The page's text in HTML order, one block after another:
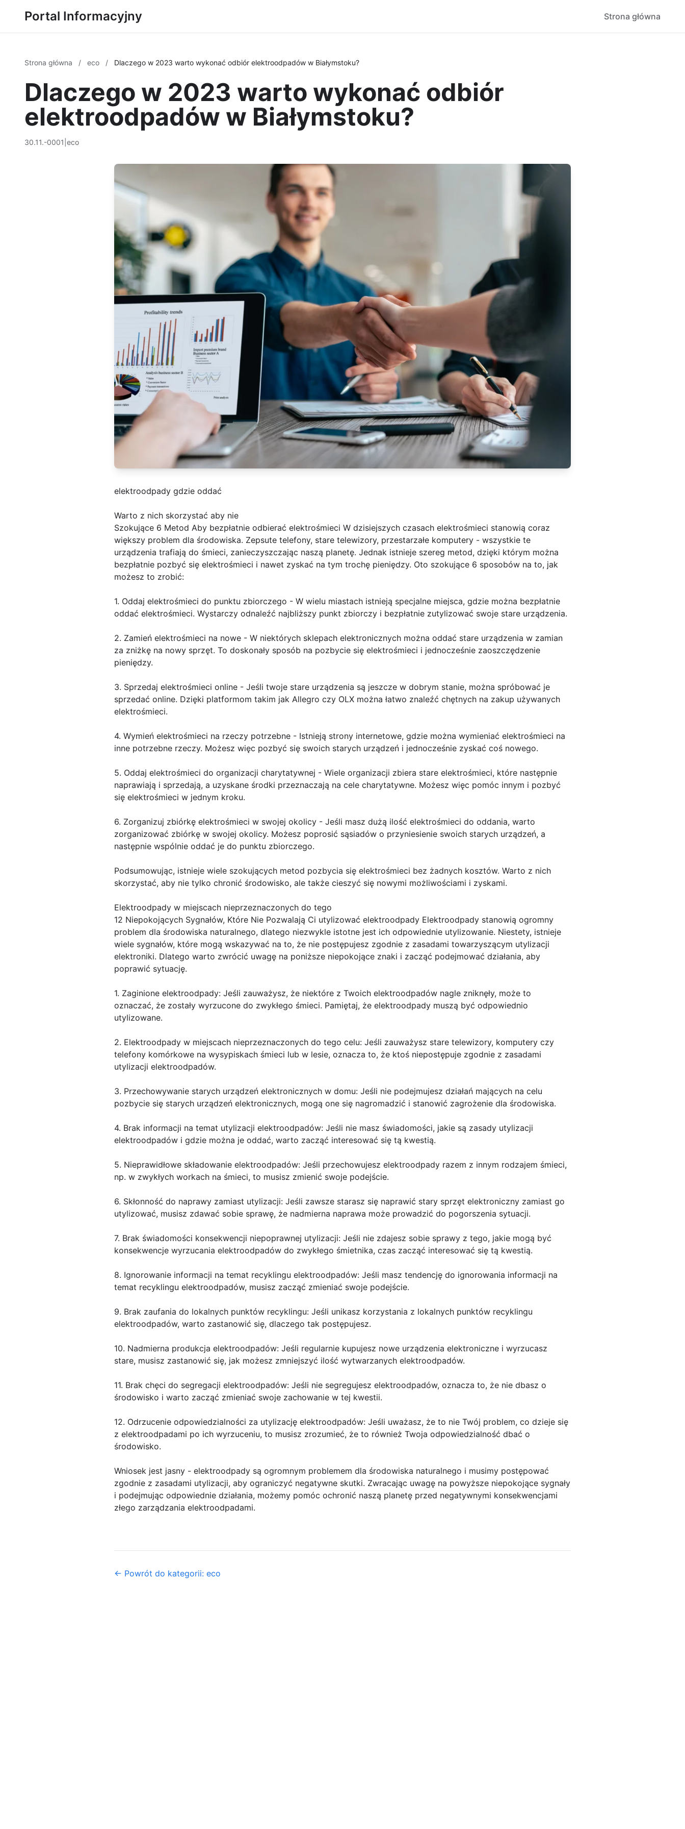
Portal Informacyjny Strona główna
Strona główna / eco / Dlaczego w 2023 warto wykonać odbiór elektroodpadów w Białymstoku?
Dlaczego w 2023 warto wykonać odbiór
elektroodpadów w Białymstoku?
30.11.-0001 eco
elektroodpady gdzie oddać
Warto z nich skorzystać aby nie
Szokujące 6 Metod Aby bezpłatnie odbierać elektrośmieci W dzisiejszych czasach elektrośmieci stanowią coraz
większy problem dla środowiska. Zepsute telefony, stare telewizory, przestarzałe komputery - wszystkie te
urządzenia trafiają do śmieci, zanieczyszczając naszą planetę. Jednak istnieje szereg metod, dzięki którym można
bezpłatnie pozbyć się elektrośmieci i nawet zyskać na tym trochę pieniędzy. Oto szokujące 6 sposobów na to, jak
możesz to zrobić:
1. Oddaj elektrośmieci do punktu zbiorczego - W wielu miastach istnieją specjalne miejsca, gdzie można bezpłatnie
oddać elektrośmieci. Wystarczy odnaleźć najbliższy punkt zbiorczy i bezpłatnie zutylizować swoje stare urządzenia.
2. Zamień elektrośmieci na nowe - W niektórych sklepach elektronicznych można oddać stare urządzenia w zamian
za zniżkę na nowy sprzęt. To doskonały sposób na pozbycie się elektrośmieci i jednocześnie zaoszczędzenie
pieniędzy.
3. Sprzedaj elektrośmieci online - Jeśli twoje stare urządzenia są jeszcze w dobrym stanie, można spróbować je
sprzedać online. Dzięki platformom takim jak Allegro czy OLX można łatwo znaleźć chętnych na zakup używanych
elektrośmieci.
4. Wymień elektrośmieci na rzeczy potrzebne - Istnieją strony internetowe, gdzie można wymieniać elektrośmieci na
inne potrzebne rzeczy. Możesz więc pozbyć się swoich starych urządzeń i jednocześnie zyskać coś nowego.
5. Oddaj elektrośmieci do organizacji charytatywnej - Wiele organizacji zbiera stare elektrośmieci, które następnie
naprawiają i sprzedają, a uzyskane środki przeznaczają na cele charytatywne. Możesz więc pomóc innym i pozbyć
się elektrośmieci w jednym kroku.
6. Zorganizuj zbiórkę elektrośmieci w swojej okolicy - Jeśli masz dużą ilość elektrośmieci do oddania, warto
zorganizować zbiórkę w swojej okolicy. Możesz poprosić sąsiadów o przyniesienie swoich starych urządzeń, a
następnie wspólnie oddać je do punktu zbiorczego.
Podsumowując, istnieje wiele szokujących metod pozbycia się elektrośmieci bez żadnych kosztów. Warto z nich
skorzystać, aby nie tylko chronić środowisko, ale także cieszyć się nowymi możliwościami i zyskami.
Elektroodpady w miejscach nieprzeznaczonych do tego
12 Niepokojących Sygnałów, Które Nie Pozwalają Ci utylizować elektroodpady Elektroodpady stanowią ogromny
problem dla środowiska naturalnego, dlatego niezwykle istotne jest ich odpowiednie utylizowanie. Niestety, istnieje
wiele sygnałów, które mogą wskazywać na to, że nie postępujesz zgodnie z zasadami towarzyszącym utylizacji
elektroniki. Dlatego warto zwrócić uwagę na poniższe niepokojące znaki i zacząć podejmować działania, aby
poprawić sytuację.
1. Zaginione elektroodpady: Jeśli zauważysz, że niektóre z Twoich elektroodpadów nagle zniknęły, może to
oznaczać, że zostały wyrzucone do zwykłego śmieci. Pamiętaj, że elektroodpady muszą być odpowiednio
utylizowane.
2. Elektroodpady w miejscach nieprzeznaczonych do tego celu: Jeśli zauważysz stare telewizory, komputery czy
telefony komórkowe na wysypiskach śmieci lub w lesie, oznacza to, że ktoś niepostępuje zgodnie z zasadami
utylizacji elektroodpadów.
3. Przechowywanie starych urządzeń elektronicznych w domu: Jeśli nie podejmujesz działań mających na celu
pozbycie się starych urządzeń elektronicznych, mogą one się nagromadzić i stanowić zagrożenie dla środowiska.
4. Brak informacji na temat utylizacji elektroodpadów: Jeśli nie masz świadomości, jakie są zasady utylizacji
elektroodpadów i gdzie można je oddać, warto zacząć interesować się tą kwestią.
5. Nieprawidłowe składowanie elektroodpadów: Jeśli przechowujesz elektroodpady razem z innym rodzajem śmieci,
np. w zwykłych workach na śmieci, to musisz zmienić swoje podejście.
6. Skłonność do naprawy zamiast utylizacji: Jeśli zawsze starasz się naprawić stary sprzęt elektroniczny zamiast go
utylizować, musisz zdawać sobie sprawę, że nadmierna naprawa może prowadzić do pogorszenia sytuacji.
7. Brak świadomości konsekwencji niepoprawnej utylizacji: Jeśli nie zdajesz sobie sprawy z tego, jakie mogą być
konsekwencje wyrzucania elektroodpadów do zwykłego śmietnika, czas zacząć interesować się tą kwestią.
8. Ignorowanie informacji na temat recyklingu elektroodpadów: Jeśli masz tendencję do ignorowania informacji na
temat recyklingu elektroodpadów, musisz zacząć zmieniać swoje podejście.
9. Brak zaufania do lokalnych punktów recyklingu: Jeśli unikasz korzystania z lokalnych punktów recyklingu
elektroodpadów, warto zastanowić się, dlaczego tak postępujesz.
10. Nadmierna produkcja elektroodpadów: Jeśli regularnie kupujesz nowe urządzenia elektroniczne i wyrzucasz
stare, musisz zastanowić się, jak możesz zmniejszyć ilość wytwarzanych elektroodpadów.
11. Brak chęci do segregacji elektroodpadów: Jeśli nie segregujesz elektroodpadów, oznacza to, że nie dbasz o
środowisko i warto zacząć zmieniać swoje zachowanie w tej kwestii.
12. Odrzucenie odpowiedzialności za utylizację elektroodpadów: Jeśli uważasz, że to nie Twój problem, co dzieje się
z elektroodpadami po ich wyrzuceniu, to musisz zrozumieć, że to również Twoja odpowiedzialność dbać o
środowisko.
Wniosek jest jasny - elektroodpady są ogromnym problemem dla środowiska naturalnego i musimy postępować
zgodnie z zasadami utylizacji, aby ograniczyć negatywne skutki. Zwracając uwagę na powyższe niepokojące sygnały
i podejmując odpowiednie działania, możemy pomóc ochronić naszą planetę przed negatywnymi konsekwencjami
złego zarządzania elektroodpadami.
← Powrót do kategorii: eco